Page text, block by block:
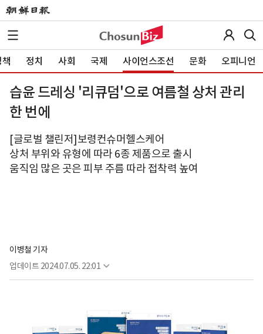
정치 사회 국제 사이언스조선 문화 오피니언
습윤 드레싱 '리큐덤'으로 여름철 상처 관리
한 번에
[글로벌 챌린저]보령컨슈머헬스케어
상처 부위와 유형에 따라 6종 제품으로 출시
움직임 많은 곳은 피부 주름 따라 접착력 높여
이병철 기자
업데이트 2024.07.05. 22:01